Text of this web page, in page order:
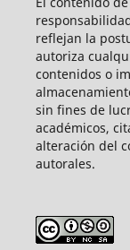
reflejan la
autoriza
contenidos o
sin fines de
académicos,
alteración del
autorales.